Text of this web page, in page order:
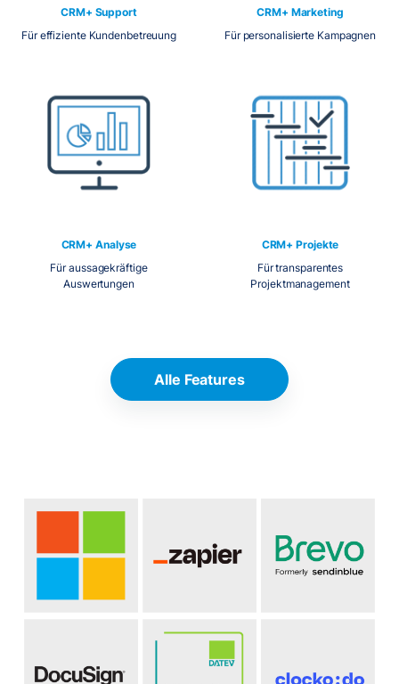
CRM+ Support
Für effiziente Kundenbetreuung
CRM+ Marketing
Für personalisierte Kampagnen
CRM+ Analyse
Für aussagekräftige
Auswertungen
CRM+ Projekte
Für transparentes
Projektmanagement
Alle Features